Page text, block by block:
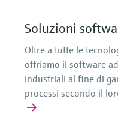
Soluzioni
Oltre a tutte le
offriamo il software
industriali al fine di
processi secondo il